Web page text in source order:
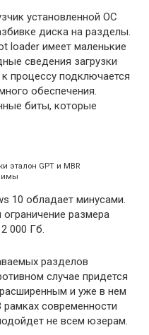
установленной ОС
диска на разделы.
loader имеет маленькие
сведения загрузки
процессу подключается
обеспечения.
биты, которые
эталон GPT и MBR
10 обладает минусами.
размера
000 Гб.
разделов
случае придется
и уже в нем
современности
не всем юзерам.